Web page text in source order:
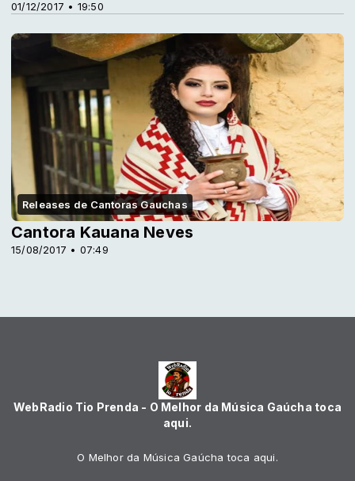
01/12/2017 • 19:50
Releases de Cantoras Gauchas
15/08/2017 • 07:49
Cantora Kauana Neves
WebRadio Tio Prenda - O Melhor da Música Gaúcha toca
aqui.
O Melhor da Música Gaúcha toca aqui.